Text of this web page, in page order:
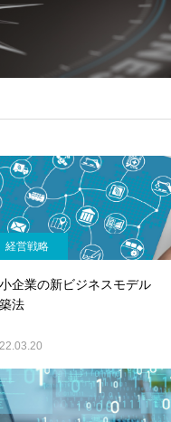
経営戦略
企業の新ビジネスモデル
法